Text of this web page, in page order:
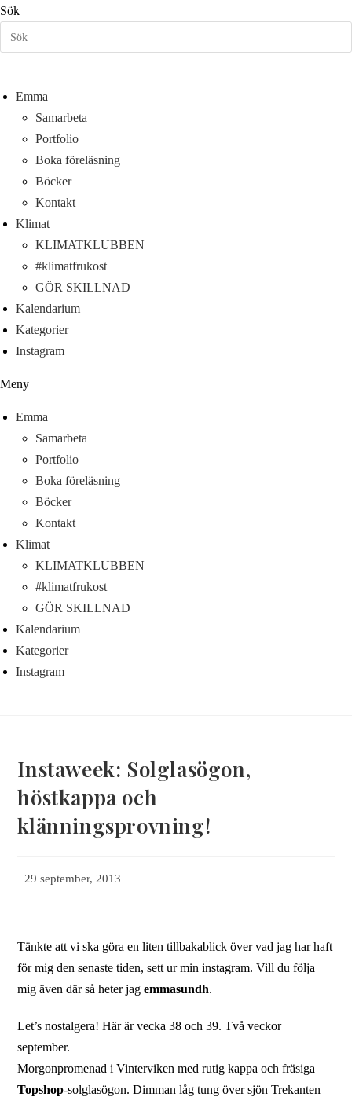
Hoppa
till
innehållet
Sök
Emma
Samarbeta
Portfolio
Boka föreläsning
Böcker
Kontakt
Klimat
KLIMATKLUBBEN
#klimatfrukost
GÖR SKILLNAD
Kalendarium
Kategorier
Instagram
Meny
Emma
Samarbeta
Portfolio
Boka föreläsning
Böcker
Kontakt
Klimat
KLIMATKLUBBEN
#klimatfrukost
GÖR SKILLNAD
Kalendarium
Kategorier
Instagram
Instaweek: Solglasögon,
höstkappa och
klänningsprovning!
Inlägget
29 september, 2013
Tänkte att vi ska göra en liten tillbakablick över vad jag har haft
för mig den senaste tiden, sett ur min instagram. Vill du följa
mig även där så heter jagemmasundh.
Let’s nostalgera! Här är vecka 38 och 39. Två veckor
september.
Morgonpromenad i Vinterviken med rutig kappa och fräsiga
Topshop-solglasögon. Dimman låg tung över sjön Trekanten